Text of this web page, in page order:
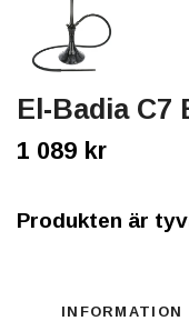
El-Badia C7
1 089 kr
Produkten är
INFORMATION